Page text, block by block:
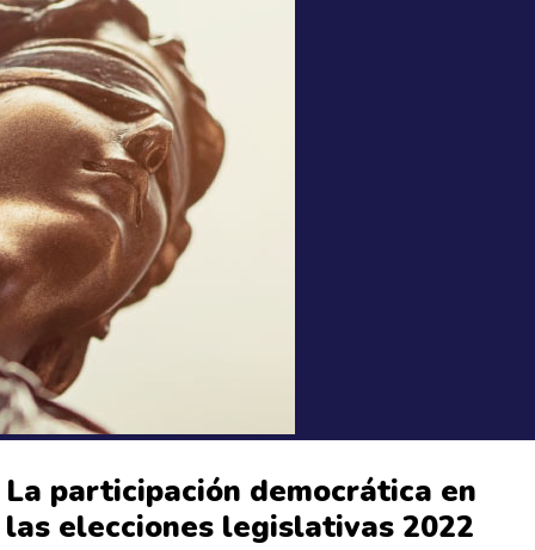
La participación democrática en
las elecciones legislativas 2022